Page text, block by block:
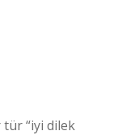
tür “iyi dilek